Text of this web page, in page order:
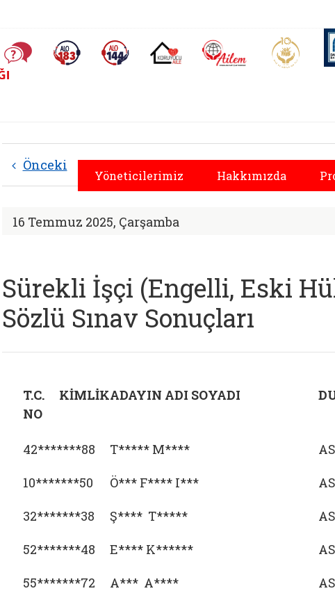
Sayfa Sıkça Sorulan SorularAlo 183 (yeni sekmede açılır)Alo 144 (yeni sekmede açılır)Koruyucu Aile (yeni sekmede açılır)
AİLEM İletişim Aile ve
Yöneticilerimiz Hakkımızda
Hizmetler İl
Önceki
16 Temmuz 2025, Çarşamba
Sürekli İşçi (Engelli, Eski
Sözlü Sınav Sonuçları
T.C. KİMLİK
NO
ADAYIN ADI SOYADI
42*******88 T***** M****
10*******50
Ö*** F**** I***
32*******38
Ş**** T*****
52*******48
E**** K******
55*******72
A*** A****